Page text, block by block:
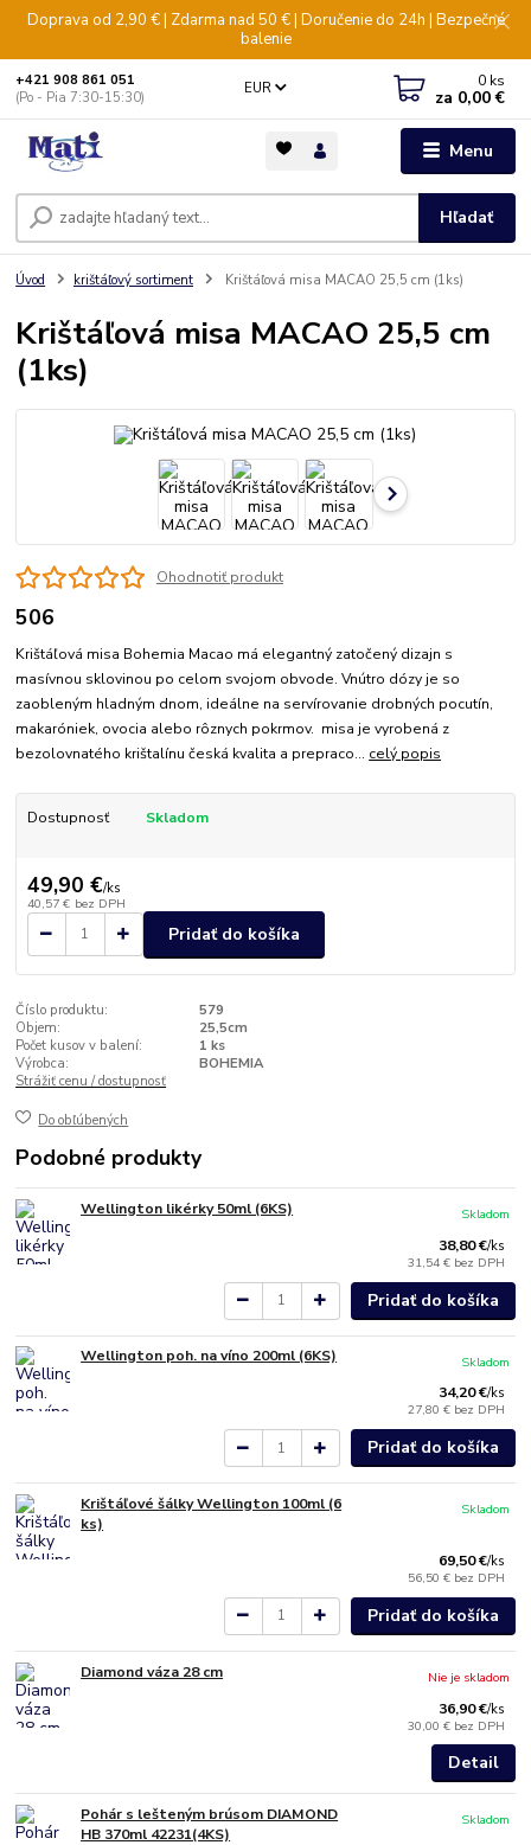
Doprava od 2,90 € | Zdarma nad 50 € | Doručenie do 24h | Bezpečné
balenie
Menu
EUR
Hľadať
+421 908 861 051
(Po - Pia 7:30-15:30)
0 ks
za 0,00 €
Úvod krištáľový sortiment Krištáľová misa MACAO 25,5 cm (1ks)
Krištáľová misa MACAO 25,5 cm
(1ks)
Ohodnotiť produkt
506
Krištáľová misa Bohemia Macao má elegantný zatočený dizajn s
masívnou sklovinou po celom svojom obvode. Vnútro dózy je so
zaobleným hladným dnom, ideálne na servírovanie drobných pocutín,
makaróniek, ovocia alebo rôznych pokrmov. misa je vyrobená z
bezolovnatého krištalínu česká kvalita a prepraco... celý popis
Dostupnosť Skladom
49,90 €/ks
40,57 € bez DPH
Pridať do košíka
Číslo produktu:
579
Objem:
25,5cm
Počet kusov v balení:
1 ks
Výrobca:
BOHEMIA
Strážiť cenu / dostupnosť
Do obľúbených
Podobné produkty
Wellington likérky 50ml (6KS)
38,80 €/ks
31,54 € bez DPH
Skladom
Pridať do košíka
Wellington poh. na víno 200ml (6KS)
34,20 €/ks
27,80 € bez DPH
Skladom
Pridať do košíka
Krištáľové šálky Wellington 100ml (6
ks)
69,50 €/ks
56,50 € bez DPH
Skladom
Pridať do košíka
Diamond váza 28 cm
36,90 €/ks
30,00 € bez DPH
Nie je skladom
Detail
Pohár s lešteným brúsom DIAMOND
HB 370ml 42231(4KS)
Skladom